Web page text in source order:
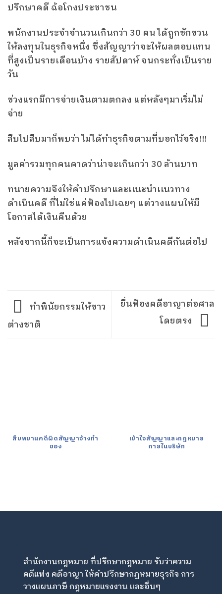
ปรึกษาคดี ฉ้อโกงประชาชน
พนักงานประจำจำนวนเกินกว่า 30 คน ได้ถูกชักชวน
ให้ลงทุนในธุรกิจหนึ่ง ซึ่งสัญญาว่าจะให้ผลตอบแทน
ที่สูงเป็นรายเดือนบ้าง รายสัปดาห์ จนกระทั่งเป็นราย
วัน
ช่วงแรกมีการจ่ายเงินตามตกลง แต่หลังๆมาเริ่มไม่
จ่าย
สืบไปสืบมาก็พบว่า ไม่ได้ทำธุรกิจตามที่บอกไว้จริง!!!
มูลค่ารวมทุกคนคาดว่าน่าจะเกินกว่า 30 ล้านบาท
ทนายความจึงให้คำปรึกษาและเเนะนำเเนวทาง
ดำเนินคดี ที่ไม่ใช่แค่ฟ้องไปเฉยๆ แต่วางแผนให้มี
โอกาสได้เงินคืนด้วย
หลังจากนี้ก็จะเป็นการแจ้งความดำเนินคดีกันต่อไป
ทำพินัยกรรมให้ชาว
ต่างชาติ
ยื่นฟ้องคดีอาญาต่อศาล
โดยตรง
สืบพยานคดีผิดสัญญาจ้างทำ
ของ
เข้าใจสัญญาและกฎหมาย
ภายในบริษัท
สำนักงานกฎหมาย ที่ปรึกษากฎหมาย รับว่าความ
คดีแพ่ง คดีอาญา ให้คำปรึกษากฎหมายธุรกิจ การ
วางแผนภาษี กฎหมายแรงงาน และอื่นๆ